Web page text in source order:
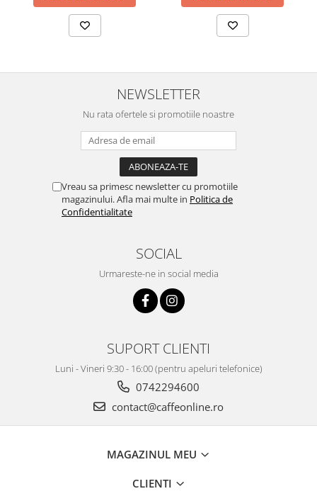
NEWSLETTER
Nu rata ofertele si promotiile noastre
Vreau sa primesc newsletter cu promotiile
magazinului. Afla mai multe in Politica de
Confidentialitate
SOCIAL
Urmareste-ne in social media
SUPORT CLIENTI
Luni - Vineri 9:30 - 16:00 (pentru apeluri telefonice)
0742294600
contact@caffeonline.ro
MAGAZINUL MEU
CLIENTI